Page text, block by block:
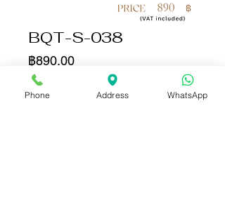
BQT-S-038
฿890.00ราคา
จำนวน
Phone Address WhatsApp